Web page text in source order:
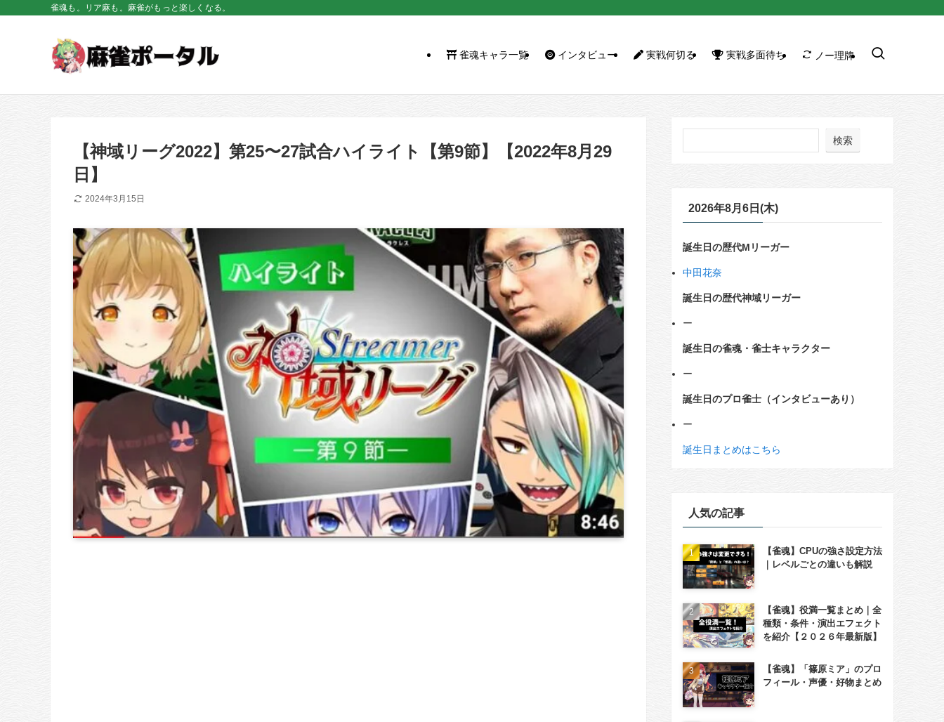
雀魂も。リア麻も。麻雀がもっと楽しくなる。
雀魂キャラ一覧 インタビュー 実戦何切る 実戦多面待ち ノー理牌
【神域リーグ2022】第25〜27試合ハイライト【第9節】【2022年8月29
日】
2024年3月15日
検索
2026年8月6日(木)
誕生日の歴代Mリーガー
中田花奈
誕生日の歴代神域リーガー
ー
誕生日の雀魂・雀士キャラクター
ー
誕生日のプロ雀士（インタビューあり）
ー
誕生日まとめはこちら
人気の記事
【雀魂】CPUの強さ設定方法
｜レベルごとの違いも解説
【雀魂】役満一覧まとめ｜全
種類・条件・演出エフェクト
を紹介【２０２６年最新版】
【雀魂】「篠原ミア」のプロ
フィール・声優・好物まとめ